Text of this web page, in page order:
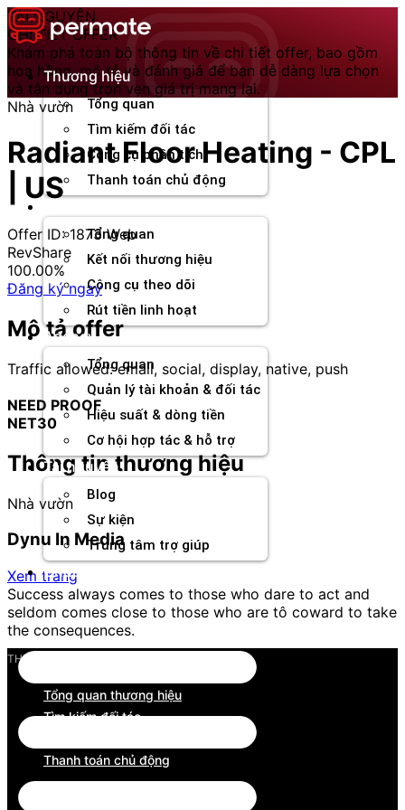
Chuyển
đến
nội
dungThương hiệu
Tổng quan
Tìm kiếm đối tác
Công cụ phân tích
Thanh toán chủ động
Tổng quan
Kết nối thương hiệu
Công cụ theo dõi
Rút tiền linh hoạt
Agency
Tổng quan
Quản lý tài khoản & đối tác
Hiệu suất & dòng tiền
Cơ hội hợp tác & hỗ trợ
Tài nguyên
Blog
Sự kiện
Trung tâm trợ giúp
Chương Trình Creator
TÀI NGUYÊN
CHI TIẾT OFFER
Khám phá toàn bộ thông tin về chi tiết offer, bao gồm
hoa hồng, mô tả và đánh giá để bạn dễ dàng lựa chọn
và tận dụng trọn vẹn giá trị mang lại.
Nhà vườn
Radiant Floor Heating - CPL
| US
Offer ID: 1873 Web
RevShare
100.00%
Đăng ký ngay
Mô tả offer
Traffic allowed: email, social, display, native, push
NEED PROOF
NET30
Thông tin thương hiệu
Nhà vườn
Dynu In Media
Xem trang
Success always comes to those who dare to act and
seldom comes close to those who are tô coward to take
the consequences.
THƯƠNG HIỆU
Tổng quan thương hiệu
Tìm kiếm đối tác
Thanh toán chủ động